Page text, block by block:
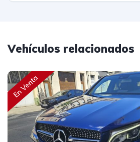
Vehículos relacionados
En Venta